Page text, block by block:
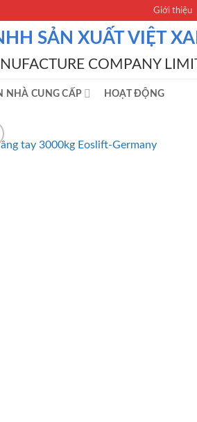
Giới thiệu
SẢN XUẤT VIỆT
COMPANY
NHÀ CUNG CẤP HOẠT ĐỘNG